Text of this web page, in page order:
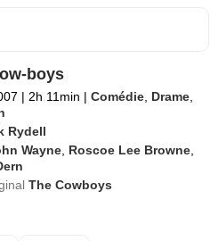
boys
| 2h 11min | Comédie Drame
Rydell
Wayne Roscoe Lee Browne
The Cowboys